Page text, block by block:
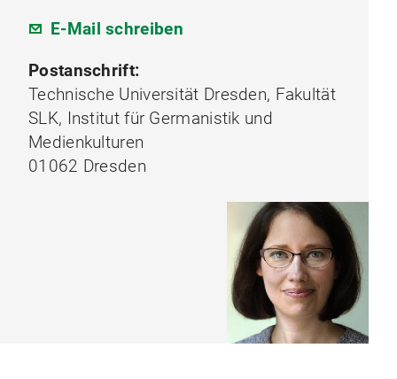
E-Mail schreiben
Postanschrift:
Technische Universität Dresden, Fakultät
SLK, Institut für Germanistik und
Medienkulturen
01062 Dresden